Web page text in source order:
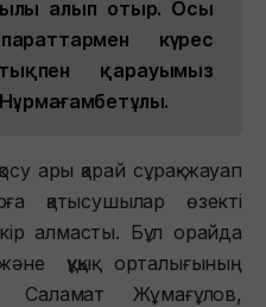
алып отыр. Осы
күрес
қарауымыз
ары қарай сұрақ-жауап
қатысушылар өзекті
алмасты. Бұл орайда
құқық орталығының
Саламат Жұмағұлов,